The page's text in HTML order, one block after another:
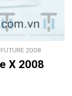
FUTURE 2008
X 2008